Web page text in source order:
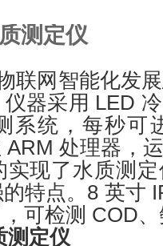
测定仪
联网智能化发
器采用 LED
系统，每秒可
处理器，
实现了水质测
特点。8 英寸
可检测 COD
测定仪